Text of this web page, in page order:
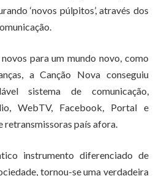
‘novos púlpitos’, através dos
para um mundo novo, como
a Canção Nova conseguiu
sistema de comunicação,
WebTV, Facebook, Portal e
retransmissoras país afora.
instrumento diferenciado de
tornou-se uma verdadeira